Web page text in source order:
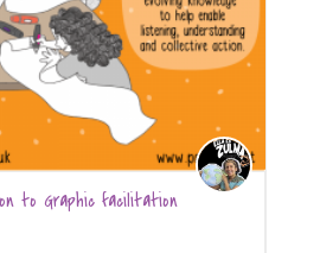
to Graphic facilitation